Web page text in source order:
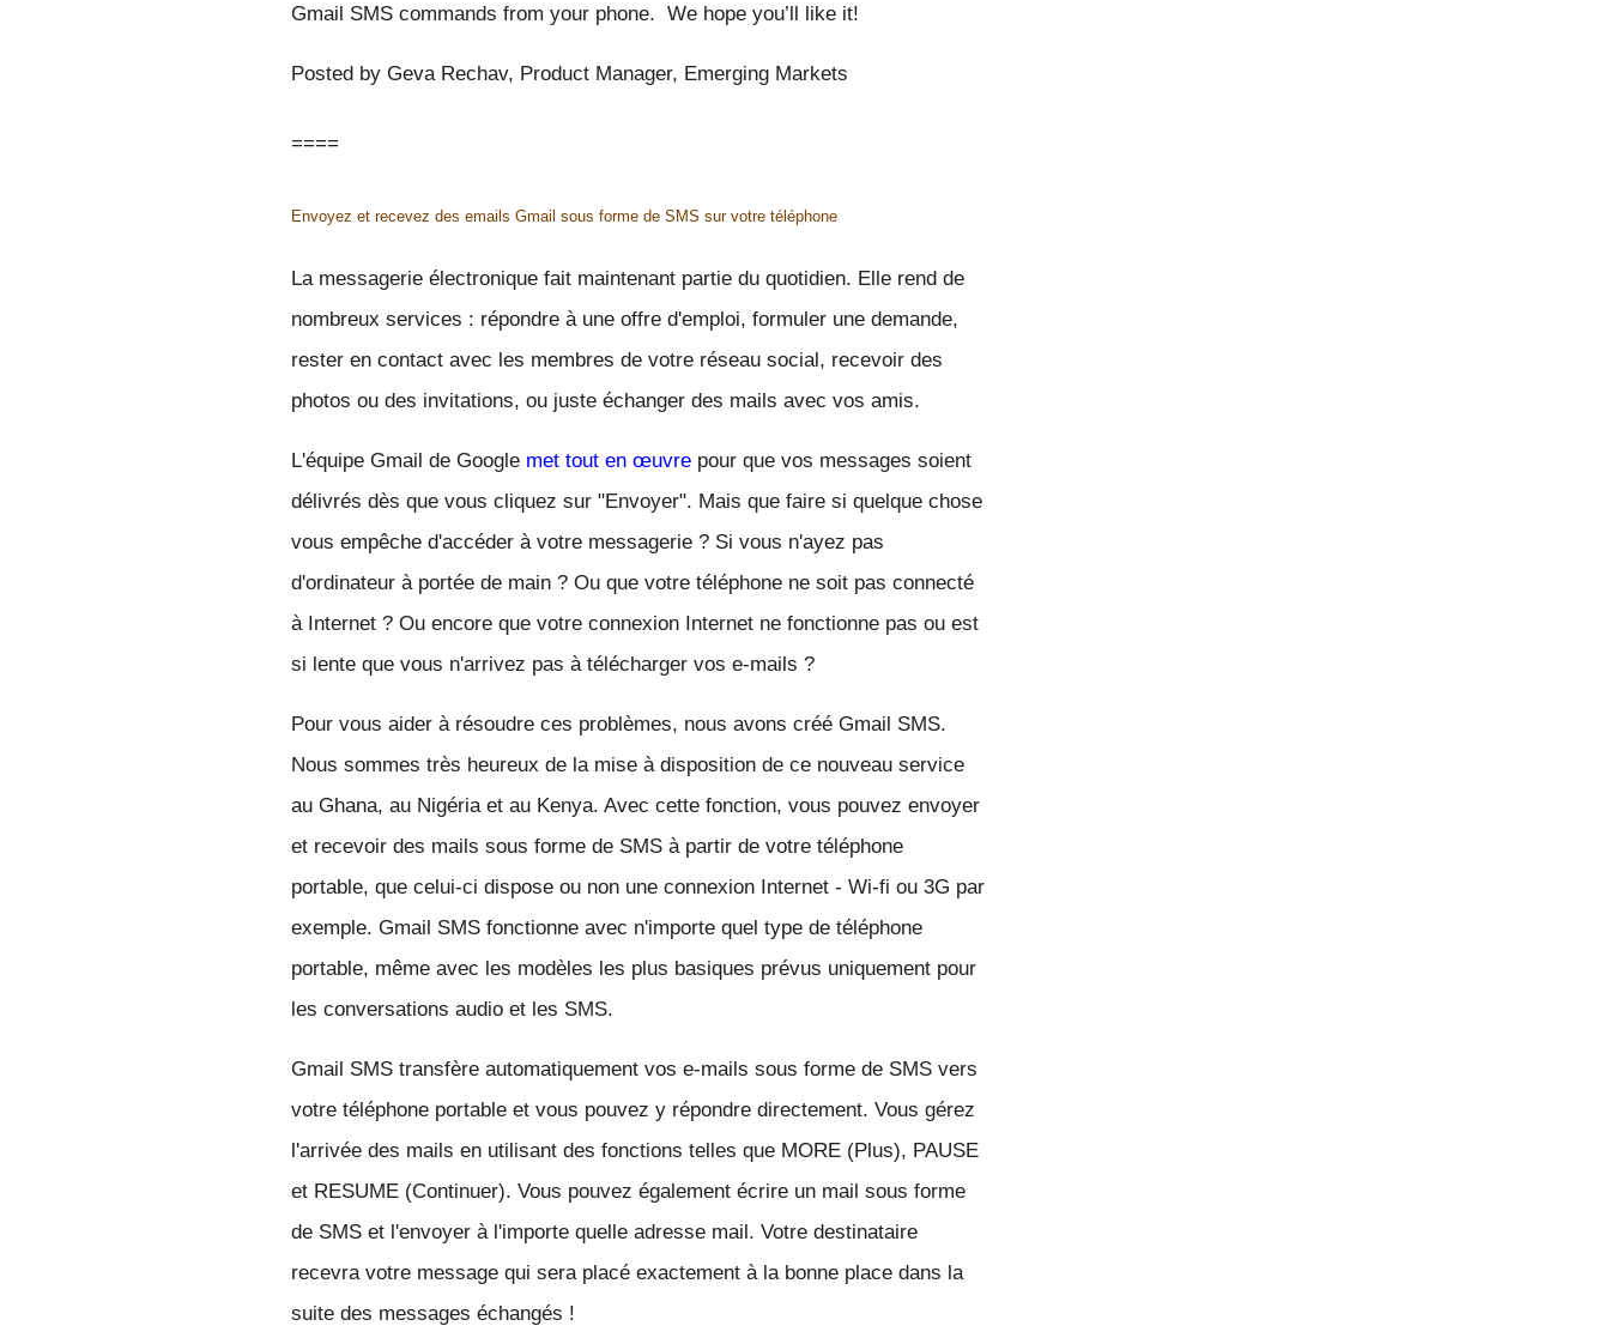
Gmail SMS commands from your phone.  We hope you’ll like it!
Posted by Geva Rechav, Product Manager, Emerging Markets
====
Envoyez et recevez des emails Gmail sous forme de SMS sur votre téléphone
La messagerie électronique fait maintenant partie du quotidien. Elle rend de
nombreux services : répondre à une offre d'emploi, formuler une demande,
rester en contact avec les membres de votre réseau social, recevoir des
photos ou des invitations, ou juste échanger des mails avec vos amis.
L'équipe Gmail de Google met tout en œuvre pour que vos messages soient
délivrés dès que vous cliquez sur "Envoyer". Mais que faire si quelque chose
vous empêche d'accéder à votre messagerie ? Si vous n'ayez pas
d'ordinateur à portée de main ? Ou que votre téléphone ne soit pas connecté
à Internet ? Ou encore que votre connexion Internet ne fonctionne pas ou est
si lente que vous n'arrivez pas à télécharger vos e-mails ?
Pour vous aider à résoudre ces problèmes, nous avons créé Gmail SMS.
Nous sommes très heureux de la mise à disposition de ce nouveau service
au Ghana, au Nigéria et au Kenya. Avec cette fonction, vous pouvez envoyer
et recevoir des mails sous forme de SMS à partir de votre téléphone
portable, que celui-ci dispose ou non une connexion Internet - Wi-fi ou 3G par
exemple. Gmail SMS fonctionne avec n'importe quel type de téléphone
portable, même avec les modèles les plus basiques prévus uniquement pour
les conversations audio et les SMS.
Gmail SMS transfère automatiquement vos e-mails sous forme de SMS vers
votre téléphone portable et vous pouvez y répondre directement. Vous gérez
l'arrivée des mails en utilisant des fonctions telles que MORE (Plus), PAUSE
et RESUME (Continuer). Vous pouvez également écrire un mail sous forme
de SMS et l'envoyer à l'importe quelle adresse mail. Votre destinataire
recevra votre message qui sera placé exactement à la bonne place dans la
suite des messages échangés !